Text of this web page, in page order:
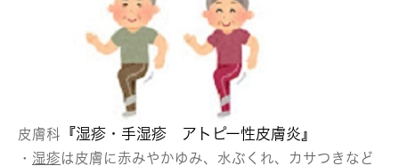
皮膚科 『湿疹・手湿疹 アトピー性皮膚炎』
・ 湿疹は皮膚に赤みやかゆみ、水ぶくれ、カサつきなど